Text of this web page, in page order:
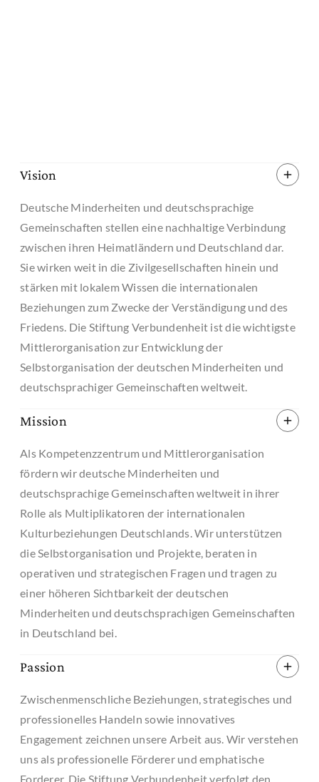
Vision
Deutsche Minderheiten und deutschsprachige
Gemeinschaften stellen eine nachhaltige Verbindung
zwischen ihren Heimatländern und Deutschland dar.
Sie wirken weit in die Zivilgesellschaften hinein und
stärken mit lokalem Wissen die internationalen
Beziehungen zum Zwecke der Verständigung und des
Friedens. Die Stiftung Verbundenheit ist die wichtigste
Mittlerorganisation zur Entwicklung der
Selbstorganisation der deutschen Minderheiten und
deutschsprachiger Gemeinschaften weltweit.
Mission
Als Kompetenzzentrum und Mittlerorganisation
fördern wir deutsche Minderheiten und
deutschsprachige Gemeinschaften weltweit in ihrer
Rolle als Multiplikatoren der internationalen
Kulturbeziehungen Deutschlands. Wir unterstützen
die Selbstorganisation und Projekte, beraten in
operativen und strategischen Fragen und tragen zu
einer höheren Sichtbarkeit der deutschen
Minderheiten und deutschsprachigen Gemeinschaften
in Deutschland bei.
Passion
Zwischenmenschliche Beziehungen, strategisches und
professionelles Handeln sowie innovatives
Engagement zeichnen unsere Arbeit aus. Wir verstehen
uns als professionelle Förderer und emphatische
Forderer. Die Stiftung Verbundenheit verfolgt den